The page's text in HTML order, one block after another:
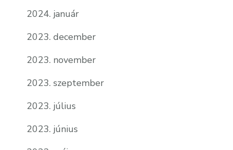
2024. január
2023. december
2023. november
2023. szeptember
2023. július
2023. június